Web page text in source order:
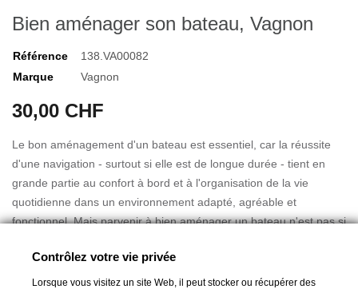
Bien aménager son bateau, Vagnon
Référence
138.VA00082
Marque
Vagnon
30,00 CHF
Le bon aménagement d'un bateau est essentiel, car la réussite
d'une navigation - surtout si elle est de longue durée - tient en
grande partie au confort à bord et à l'organisation de la vie
quotidienne dans un environnement adapté, agréable et
fonctionnel. Mais parvenir à bien aménager un bateau n'est pas si
mesure, astuces pour résister à tous les aléas de la vie en mer...
Cet ouvrage vous accompagnera dans l'aménagement de votre
Contrôlez votre vie privée
Lorsque vous visitez un site Web, il peut stocker ou récupérer des